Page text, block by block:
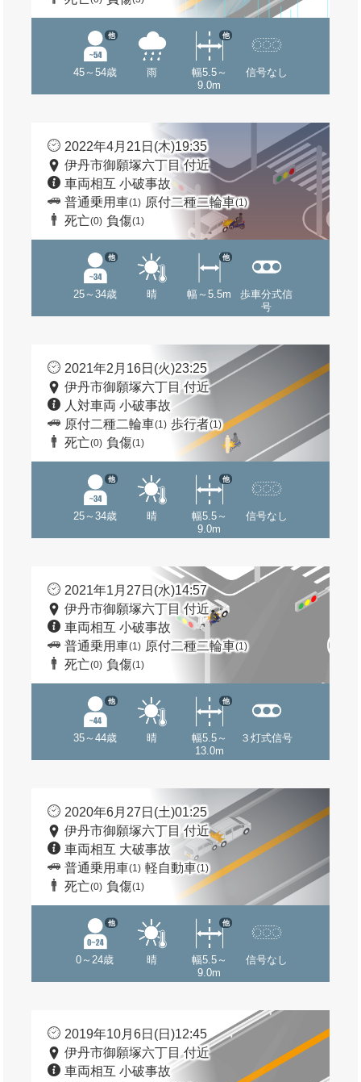
45～54歳
他
雨
幅5.5～
9.0m
他
信号なし
2022年4月21日(木)19:35
伊丹市御願塚六丁目 付近
車両相互 小破事故
普通乗用車(1) 原付二種二輪車(1)
死亡(0) 負傷(1)
25～34歳
他
晴 幅～5.5m
他
歩車分式信
号
2021年2月16日(火)23:25
伊丹市御願塚六丁目 付近
人対車両 小破事故
原付二種二輪車(1) 歩行者(1)
死亡(0) 負傷(1)
25～34歳
他
晴
幅5.5～
9.0m
他
信号なし
2021年1月27日(水)14:57
伊丹市御願塚六丁目 付近
車両相互 小破事故
普通乗用車(1) 原付二種二輪車(1)
死亡(0) 負傷(1)
35～44歳
他
晴
幅5.5～
13.0m
他
３灯式信号
2020年6月27日(土)01:25
伊丹市御願塚六丁目 付近
車両相互 大破事故
普通乗用車(1) 軽自動車(1)
死亡(0) 負傷(1)
0～24歳
他
晴
幅5.5～
9.0m
他
信号なし
2019年10月6日(日)12:45
伊丹市御願塚六丁目 付近
車両相互 小破事故